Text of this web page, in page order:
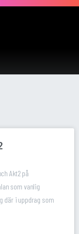
Akt2 på
som vanlig
där i uppdrag som